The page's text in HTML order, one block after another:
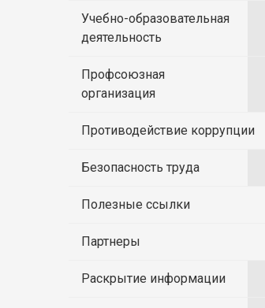
Учебно-образовательная
деятельность
Профсоюзная
организация
Противодействие коррупции
Безопасность труда
Полезные ссылки
Партнеры
Раскрытие информации